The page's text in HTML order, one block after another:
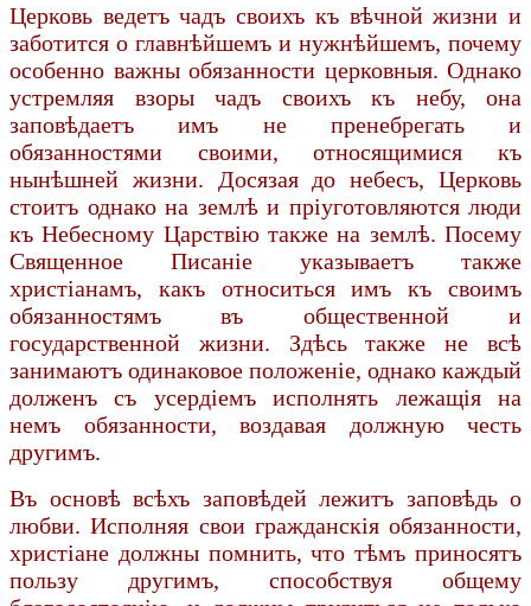
Церковь ведетъ чадъ своихъ къ вѣчной жизни и
заботится о главнѣйшемъ и нужнѣйшемъ, почему
особенно важны обязанности церковныя. Однако
устремляя взоры чадъ своихъ къ небу, она
заповѣдаетъ имъ не пренебрегать и
обязанностями своими, относящимися къ
нынѣшней жизни. Досязая до небесъ, Церковь
стоитъ однако на землѣ и пріуготовляются люди
къ Небесному Царствію также на землѣ. Посему
Священное Писаніе указываетъ также
христіанамъ, какъ относиться имъ къ своимъ
обязанностямъ въ общественной и
государственной жизни. Здѣсь также не всѣ
занимаютъ одинаковое положеніе, однако каждый
долженъ съ усердіемъ исполнять лежащія на
немъ обязанности, воздавая должную честь
другимъ.
Въ основѣ всѣхъ заповѣдей лежитъ заповѣдь о
любви. Исполняя свои гражданскія обязанности,
христіане должны помнить, что тѣмъ приносятъ
пользу другимъ, способствуя общему